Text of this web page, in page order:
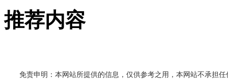
推荐内容
免责申明：本网站所提供的信息，仅供参考之用，本网站不承担